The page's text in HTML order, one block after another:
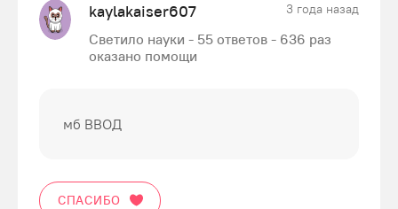
kaylakaiser607 3 года назад
Светило науки - 55 ответов - 636 раз
оказано помощи
мб ВВОД
СПАСИБО